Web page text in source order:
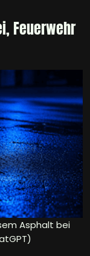
Feuerwehr
Asphalt bei